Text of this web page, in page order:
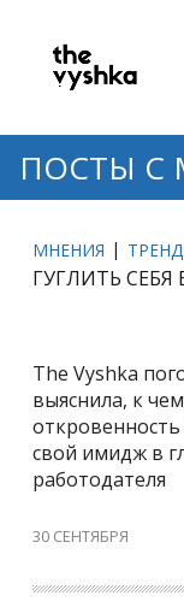
ПОСТЫ С
МНЕНИЯ
ГУГЛИТЬ СЕБЯ
The Vyshka
выяснила, к
откровенность
свой имидж в
работодателя
30 СЕНТЯБРЯ